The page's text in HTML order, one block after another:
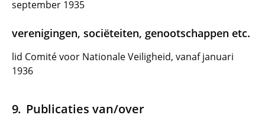
september 1935
verenigingen, sociëteiten, genootschappen etc.
lid Comité voor Nationale Veiligheid, vanaf januari
1936
Publicaties van/over